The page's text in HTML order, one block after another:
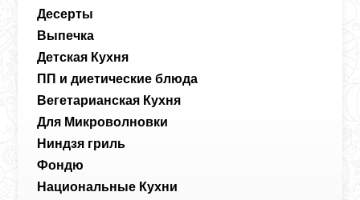
Десерты
Выпечка
Детская Кухня
ПП и диетические блюда
Вегетарианская Кухня
Для Микроволновки
Ниндзя гриль
Фондю
Национальные Кухни